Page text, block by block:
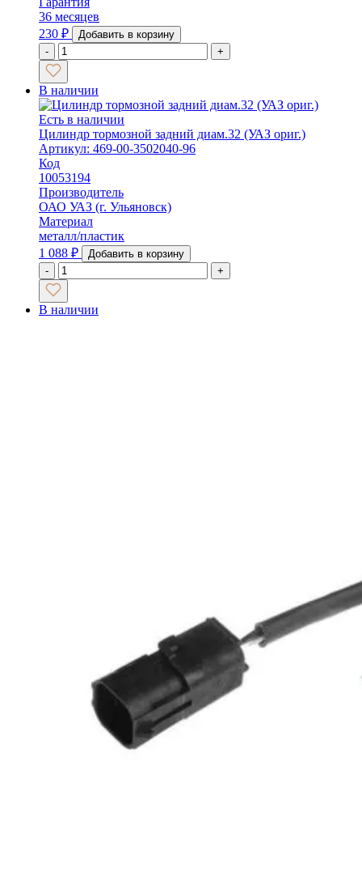
36 месяцев
230 ₽
Добавить в корзину
-
+
В наличии
Есть в наличии
Цилиндр тормозной задний диам.32 (УАЗ ориг.)
Артикул: 469-00-3502040-96
Код
10053194
Производитель
ОАО УАЗ (г. Ульяновск)
Материал
металл/пластик
1 088 ₽
Добавить в корзину
-
+
В наличии